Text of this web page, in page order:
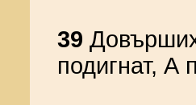
39
подигнат, А